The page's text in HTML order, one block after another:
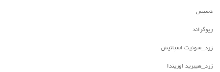
دسیس
ریوگراند
زرد_سوئیت اسپانیش
زرد_هیبرید اوریندا